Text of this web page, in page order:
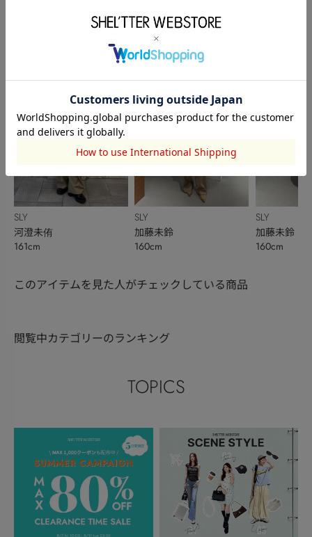
SLY
河澄未侑
161cm
田中 葵
156cm
SLY
加藤未鈴
160cm
SLY
加藤未鈴
160cm
このアイテムを見た人がチェックしている商品
閲覧中カテゴリーのランキング
TOPICS